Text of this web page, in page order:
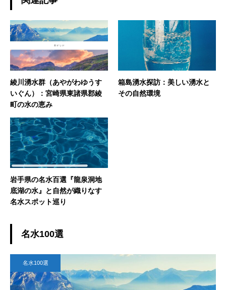
綾川湧水群（あやがわゆうす
いぐん）：宮崎県東諸県郡綾
町の水の恵み
箱島湧水探訪：美しい湧水と
その自然環境
岩手県の名水百選『龍泉洞地
底湖の水』と自然が織りなす
名水スポット巡り
名水100選
名水100選